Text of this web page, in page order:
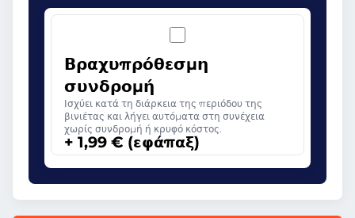
Βραχυπρόθεσμη
συνδρομή
Ισχύει κατά τη διάρκεια της περιόδου της
βινιέτας και λήγει αυτόματα στη συνέχεια
χωρίς συνδρομή ή κρυφό κόστος.
+ 1,99 € (εφάπαξ)